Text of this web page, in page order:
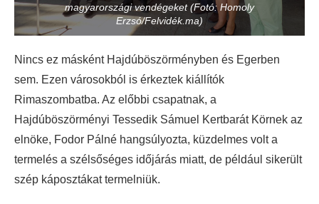
magyarországi vendégeket (Fotó: Homoly
Erzsó/Felvidék.ma)
Nincs ez másként Hajdúböszörményben és Egerben
sem. Ezen városokból is érkeztek kiállítók
Rimaszombatba. Az előbbi csapatnak, a
Hajdúböszörményi Tessedik Sámuel Kertbarát Körnek az
elnöke, Fodor Pálné hangsúlyozta, küzdelmes volt a
termelés a szélsőséges időjárás miatt, de például sikerült
szép káposztákat termelniük.